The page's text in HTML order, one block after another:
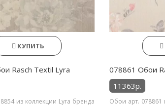
КУПИТЬ
Rasch Textil Lyra
из коллекции Lyra бренда
078861 Обои
11363р.
Обои арт. 078861